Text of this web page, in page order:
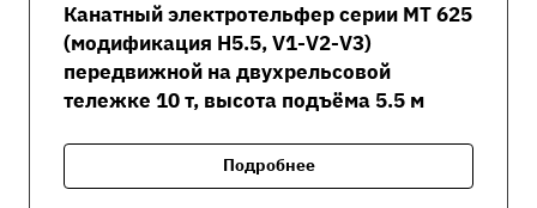
Канатный электротельфер серии MT 625
(модификация H5.5, V1-V2-V3)
передвижной на двухрельсовой
тележке 10 т, высота подъёма 5.5 м
Подробнее